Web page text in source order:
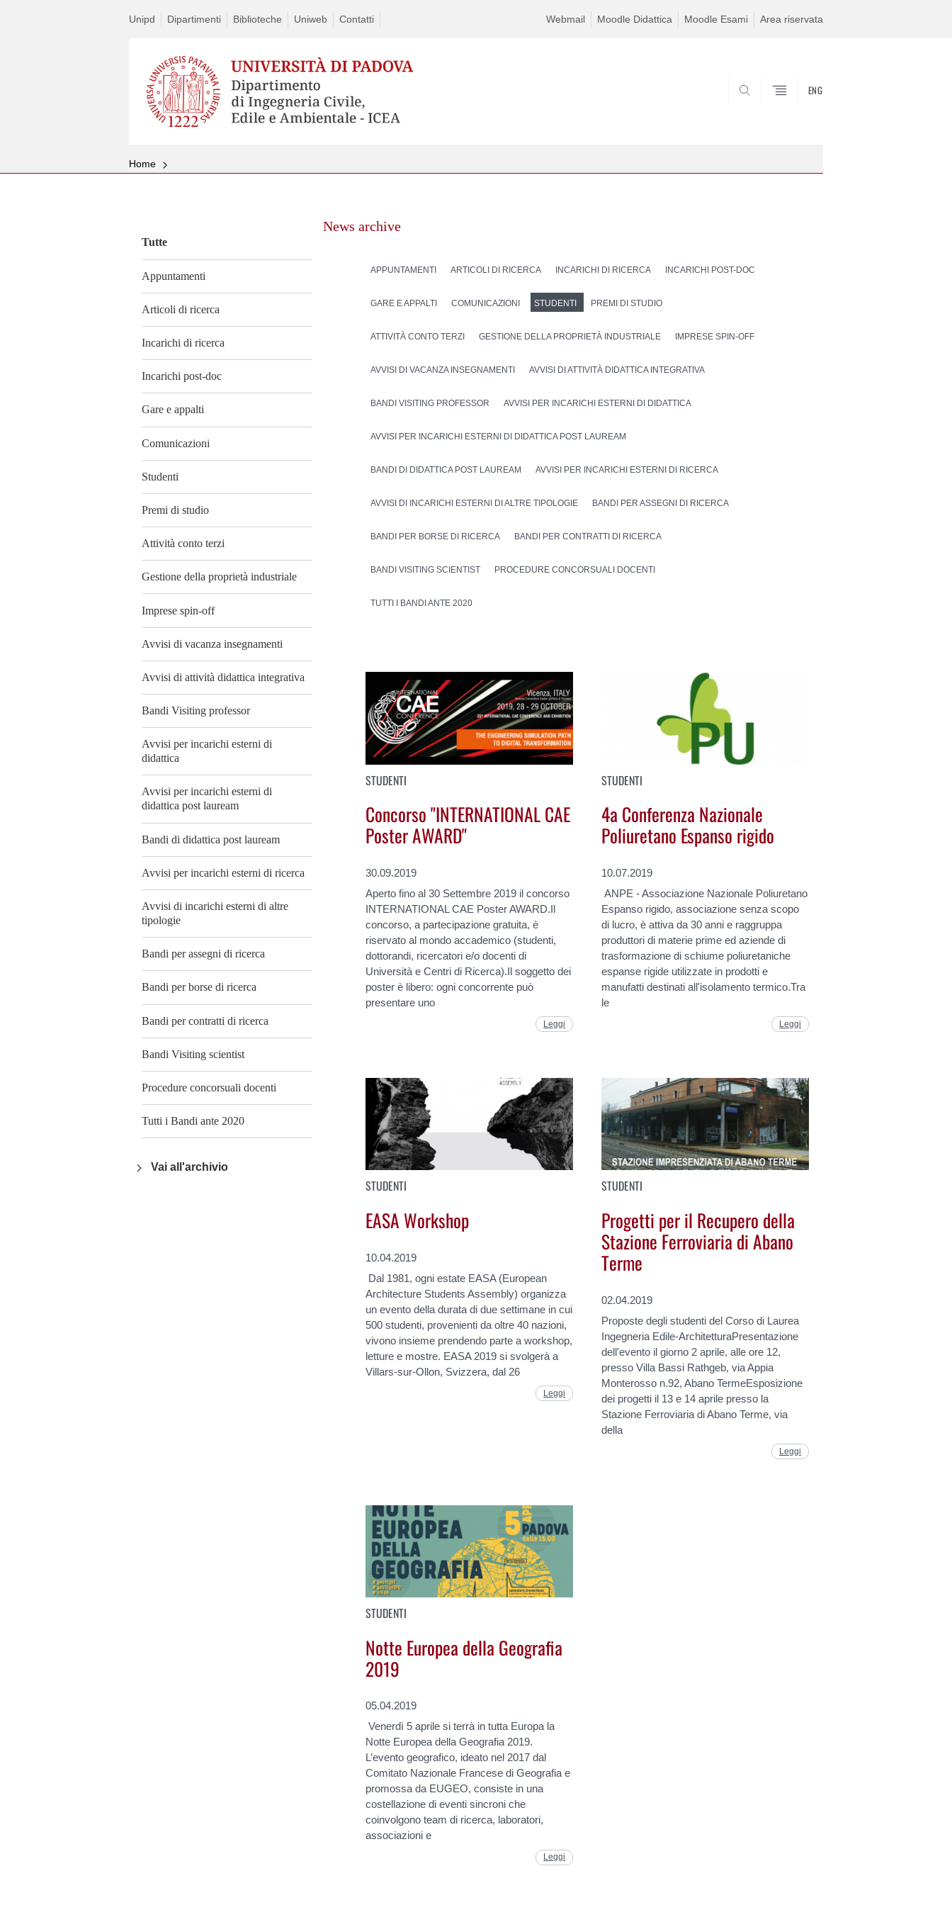
Unipd Dipartimenti Biblioteche Uniweb Contatti Webmail Moodle Didattica Moodle Esami Area riservata
ENG
Home
Tutte
Appuntamenti
Articoli di ricerca
Incarichi di ricerca
Incarichi post-doc
Gare e appalti
Comunicazioni
Studenti
Premi di studio
Attività conto terzi
Gestione della proprietà industriale
Imprese spin-off
Avvisi di vacanza insegnamenti
Avvisi di attività didattica integrativa
Bandi Visiting professor
Avvisi per incarichi esterni di
didattica
Avvisi per incarichi esterni di
didattica post lauream
Bandi di didattica post lauream
Avvisi per incarichi esterni di ricerca
Avvisi di incarichi esterni di altre
tipologie
Bandi per assegni di ricerca
Bandi per borse di ricerca
Bandi per contratti di ricerca
Bandi Visiting scientist
Procedure concorsuali docenti
Tutti i Bandi ante 2020
Vai all'archivio
News archive
APPUNTAMENTI ARTICOLI DI RICERCA INCARICHI DI RICERCA INCARICHI POST-DOC
GARE E APPALTI COMUNICAZIONI STUDENTI PREMI DI STUDIO
ATTIVITÀ CONTO TERZI GESTIONE DELLA PROPRIETÀ INDUSTRIALE IMPRESE SPIN-OFF
AVVISI DI VACANZA INSEGNAMENTI AVVISI DI ATTIVITÀ DIDATTICA INTEGRATIVA
BANDI VISITING PROFESSOR AVVISI PER INCARICHI ESTERNI DI DIDATTICA
AVVISI PER INCARICHI ESTERNI DI DIDATTICA POST LAUREAM
BANDI DI DIDATTICA POST LAUREAM AVVISI PER INCARICHI ESTERNI DI RICERCA
AVVISI DI INCARICHI ESTERNI DI ALTRE TIPOLOGIE BANDI PER ASSEGNI DI RICERCA
BANDI PER BORSE DI RICERCA BANDI PER CONTRATTI DI RICERCA
BANDI VISITING SCIENTIST PROCEDURE CONCORSUALI DOCENTI
TUTTI I BANDI ANTE 2020
STUDENTI
Concorso "INTERNATIONAL CAE
Poster AWARD"
30.09.2019
Aperto fino al 30 Settembre 2019 il concorso
INTERNATIONAL CAE Poster AWARD.Il
concorso, a partecipazione gratuita, è
riservato al mondo accademico (studenti,
dottorandi, ricercatori e/o docenti di
Università e Centri di Ricerca).Il soggetto dei
poster è libero: ogni concorrente può
presentare uno
Leggi
STUDENTI
4a Conferenza Nazionale
Poliuretano Espanso rigido
10.07.2019
ANPE - Associazione Nazionale Poliuretano
Espanso rigido, associazione senza scopo
di lucro, è attiva da 30 anni e raggruppa
produttori di materie prime ed aziende di
trasformazione di schiume poliuretaniche
espanse rigide utilizzate in prodotti e
manufatti destinati all'isolamento termico.Tra
le
Leggi
STUDENTI
EASA Workshop
10.04.2019
Dal 1981, ogni estate EASA (European
Architecture Students Assembly) organizza
un evento della durata di due settimane in cui
500 studenti, provenienti da oltre 40 nazioni,
vivono insieme prendendo parte a workshop,
letture e mostre. EASA 2019 si svolgerà a
Villars-sur-Ollon, Svizzera, dal 26
Leggi
STUDENTI
Progetti per il Recupero della
Stazione Ferroviaria di Abano
Terme
02.04.2019
Proposte degli studenti del Corso di Laurea
Ingegneria Edile-ArchitetturaPresentazione
dell'evento il giorno 2 aprile, alle ore 12,
presso Villa Bassi Rathgeb, via Appia
Monterosso n.92, Abano TermeEsposizione
dei progetti il 13 e 14 aprile presso la
Stazione Ferroviaria di Abano Terme, via
della
Leggi
STUDENTI
Notte Europea della Geografia
2019
05.04.2019
Venerdì 5 aprile si terrà in tutta Europa la
Notte Europea della Geografia 2019.
L’evento geografico, ideato nel 2017 dal
Comitato Nazionale Francese di Geografia e
promossa da EUGEO, consiste in una
costellazione di eventi sincroni che
coinvolgono team di ricerca, laboratori,
associazioni e
Leggi